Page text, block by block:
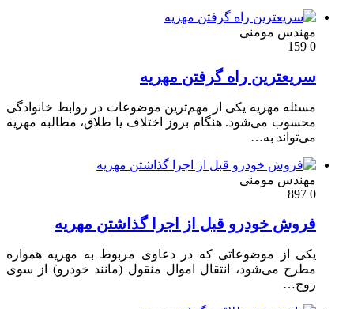
مومنی
راه گرفتن مهریه
مهریه یکی از مهم‌ترین موضوعات در روابط خانوادگی
می‌شود. هنگام بروز اختلاف یا طلاق، مطالبه مهریه
به…
مومنی
خودرو قبل از اجرا گذاشتن مهریه
از موضوعاتی که در دعاوی مربوط به مهریه همواره
می‌شود، انتقال اموال منقول (مانند خودرو) از سوی